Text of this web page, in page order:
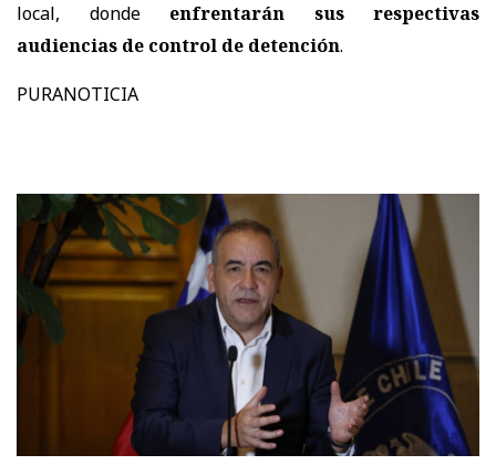
local, donde
enfrentarán sus respectivas
audiencias de control de detención.
PURANOTICIA